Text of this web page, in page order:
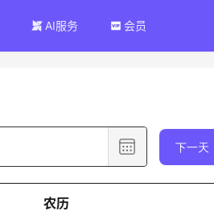
AI服务 会员
选
日
下一天
农历